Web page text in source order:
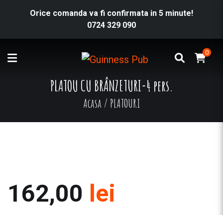
Orice comanda va fi confirmata in 5 minute!
0724 329 090
0
PLATOU CU BRÂNZETURI-4 pers.
Acasa / PLATOURI
162,00 lei